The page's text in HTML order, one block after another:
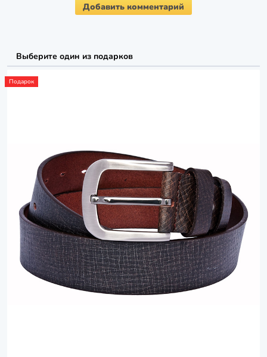
Добавить комментарий
Выберите один из подарков
Подарок